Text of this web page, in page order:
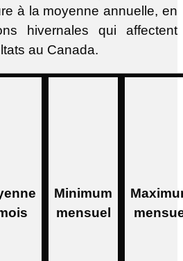
à la moyenne annuelle, en
hivernales qui affectent
au Canada.
Minimum
mensuel